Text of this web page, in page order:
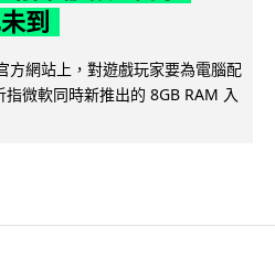
到
網站上，對遊戲玩家要為電腦配
微軟同時新推出的 8GB RAM 入